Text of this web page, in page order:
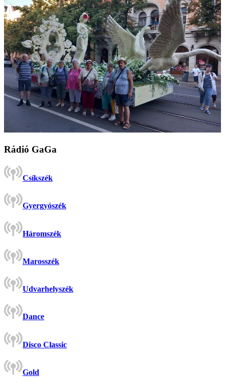
Rádió GaGa
Csíkszék
Gyergyószék
Háromszék
Marosszék
Udvarhelyszék
Dance
Disco Classic
Gold